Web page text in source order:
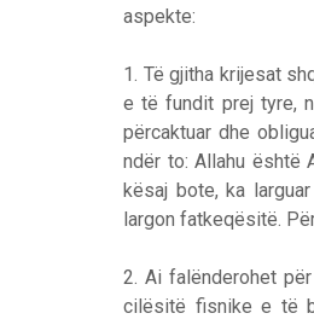
aspekte:
1. Të gjitha krijesat
e të fundit prej tyre,
përcaktuar dhe
ndër to: Allahu është
kësaj bote, ka
largon fatkeqësitë.
2. Ai falënderohet
cilësitë fisnike e të